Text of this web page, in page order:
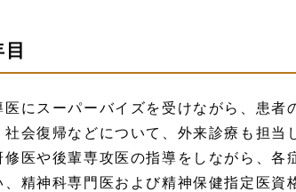
医にスーパーバイズを受けながら、患者
社会復帰などについて、外来診療も担当
修医や後輩専攻医の指導をしながら、各
、精神科専門医および精神保健指定医資